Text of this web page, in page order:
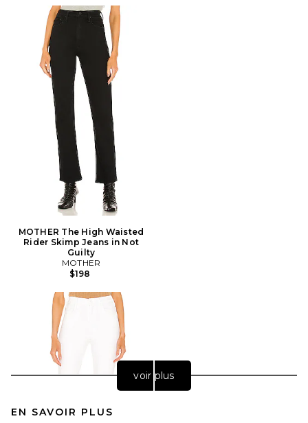
MOTHER The High Waisted
Rider Skimp Jeans in Not
Guilty
MOTHER
$198
voir plus
EN SAVOIR PLUS